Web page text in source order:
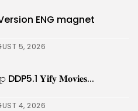
ENG magnet
5, 2026
𝐘𝐢𝐟𝐲 𝐌𝐨𝐯𝐢𝐞𝐬...
4, 2026